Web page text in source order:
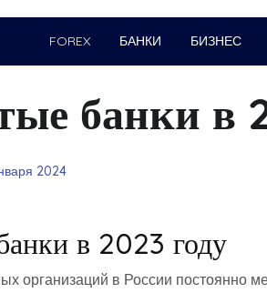
FOREX БАНКИ БИЗНЕС
банки в
2024
в 2023 году
организаций в России постоянно